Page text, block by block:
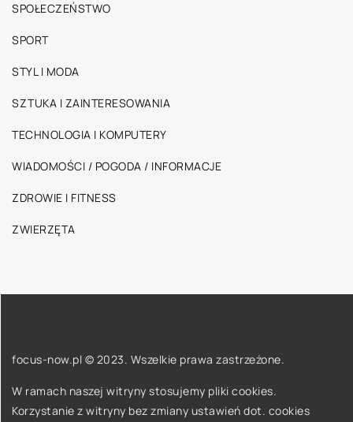
SPOŁECZEŃSTWO
SPORT
STYL I MODA
SZTUKA I ZAINTERESOWANIA
TECHNOLOGIA I KOMPUTERY
WIADOMOŚCI / POGODA / INFORMACJE
ZDROWIE I FITNESS
ZWIERZĘTA
focus-now.pl © 2023. Wszelkie prawa zastrzeżone.
W ramach naszej witryny stosujemy pliki cookies.
Korzystanie z witryny bez zmiany ustawień dot. cookies